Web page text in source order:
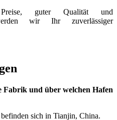
Preise, guter Qualität und
wir Ihr zuverlässiger
Fabrik und über welchen Hafen
sich in Tianjin, China.